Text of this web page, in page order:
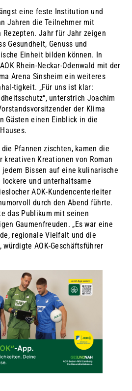
eine feste Institution und
Jahren die Teilnehmer mit
Rezepten. Jahr für Jahr zeigen
Gesundheit, Genuss und
Einheit bilden können. In
Rhein-Neckar-Odenwald mit der
Arena Sinsheim ein weiteres
tigkeit. „Für uns ist klar:
unterstrich Joachim
der Klima
Gästen einen Einblick in die
Pfannen zischten, kamen die
kreativen Kreationen von Roman
Bissen auf eine kulinarische
und unterhaltsame
AOK-Kundencenterleiter
durch den Abend führte.
das Publikum mit seinen
Gaumenfreuden. „Es war eine
regionale Vielfalt und die
würdigte AOK-Geschäftsführer